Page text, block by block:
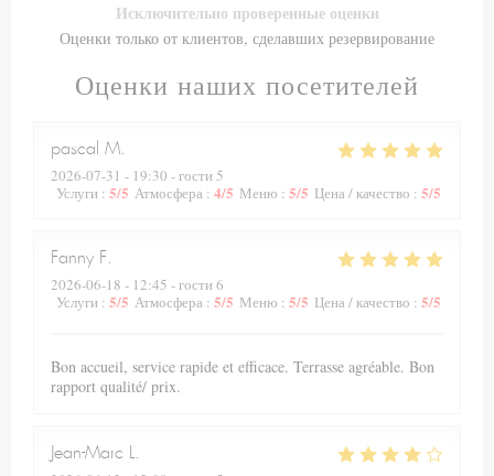
Оценки наших посетителей
pascal M
2026-07-31 - 19:30 - гости 5
Услуги : 5/5 Атмосфера : 4/5 Меню : 5/5 Цена / качество : 5/5
Fanny F
2026-06-18 - 12:45 - гости 6
Услуги : 5/5 Атмосфера : 5/5 Меню : 5/5 Цена / качество : 5/5
Bon accueil, service rapide et efficace. Terrasse agréable. Bon
rapport qualité/ prix.
Jean-Marc L
Исключительно проверенные оценки
Оценки только от клиентов, сделавших резервирование